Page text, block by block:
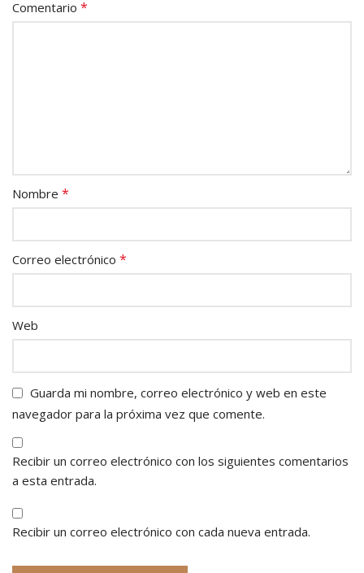
Comentario *
Nombre *
Correo electrónico *
Web
Guarda mi nombre, correo electrónico y web en este
navegador para la próxima vez que comente.
Recibir un correo electrónico con los siguientes comentarios
a esta entrada.
Recibir un correo electrónico con cada nueva entrada.